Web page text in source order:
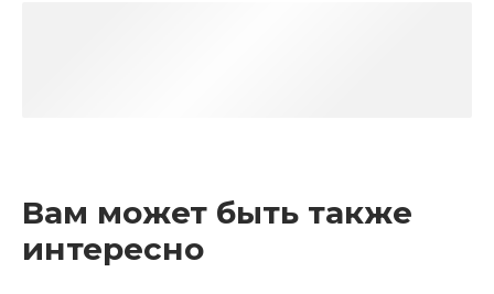
Вам может быть также
интересно